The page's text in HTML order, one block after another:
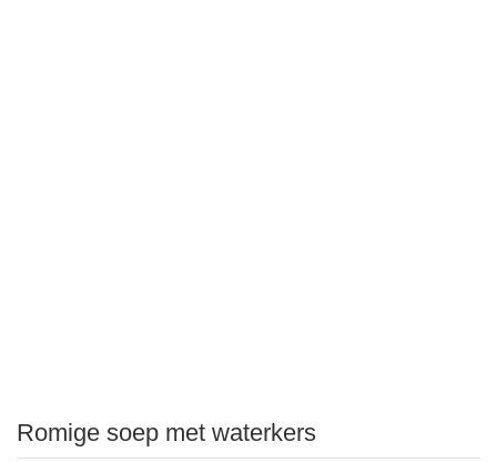
Romige soep met waterkers